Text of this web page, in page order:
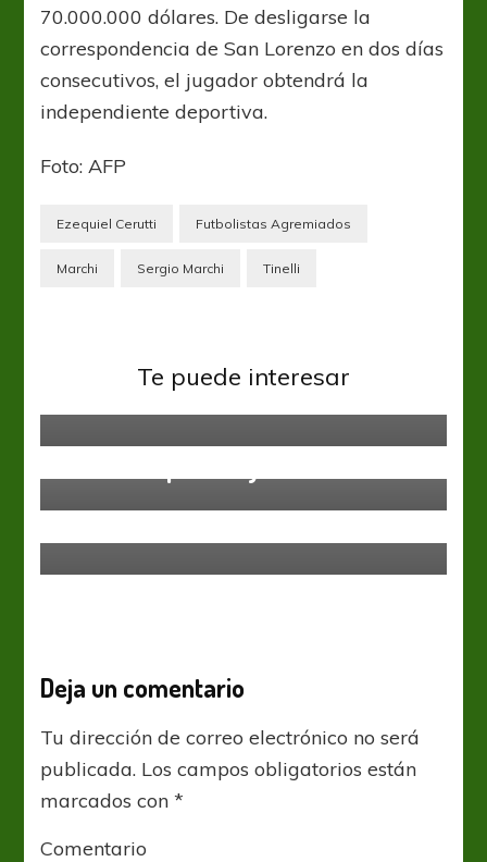
70.000.000 dólares. De desligarse la
correspondencia de San Lorenzo en dos días
consecutivos, el jugador obtendrá la
independiente deportiva.
Foto: AFP
Ezequiel Cerutti Futbolistas Agremiados
Marchi Sergio Marchi Tinelli
Te puede interesar
Sebastián Torrico evoluciona de su
Deja un comentario
Tu dirección de correo electrónico no será
publicada. Los campos obligatorios están
marcados con*
Comentario